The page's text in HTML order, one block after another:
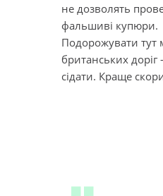
не дозволять
фальшиві купюри.
Подорожувати тут
британських
сідати. Краще